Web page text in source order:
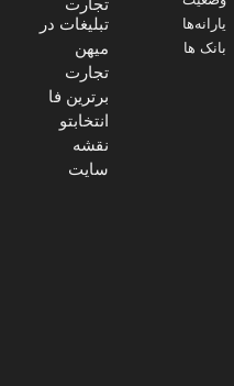
یارانه‌ها
بانک ها
تجارت
تبلیغات در
میهن
تجارت
برترین فا
انتخابتو
نقشه
سایت